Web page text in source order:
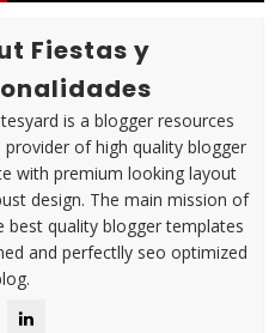
Fiestas y
is a blogger resources
provider of high quality blogger
with premium looking layout
design. The main mission of
quality blogger templates
and perfectlly seo optimized